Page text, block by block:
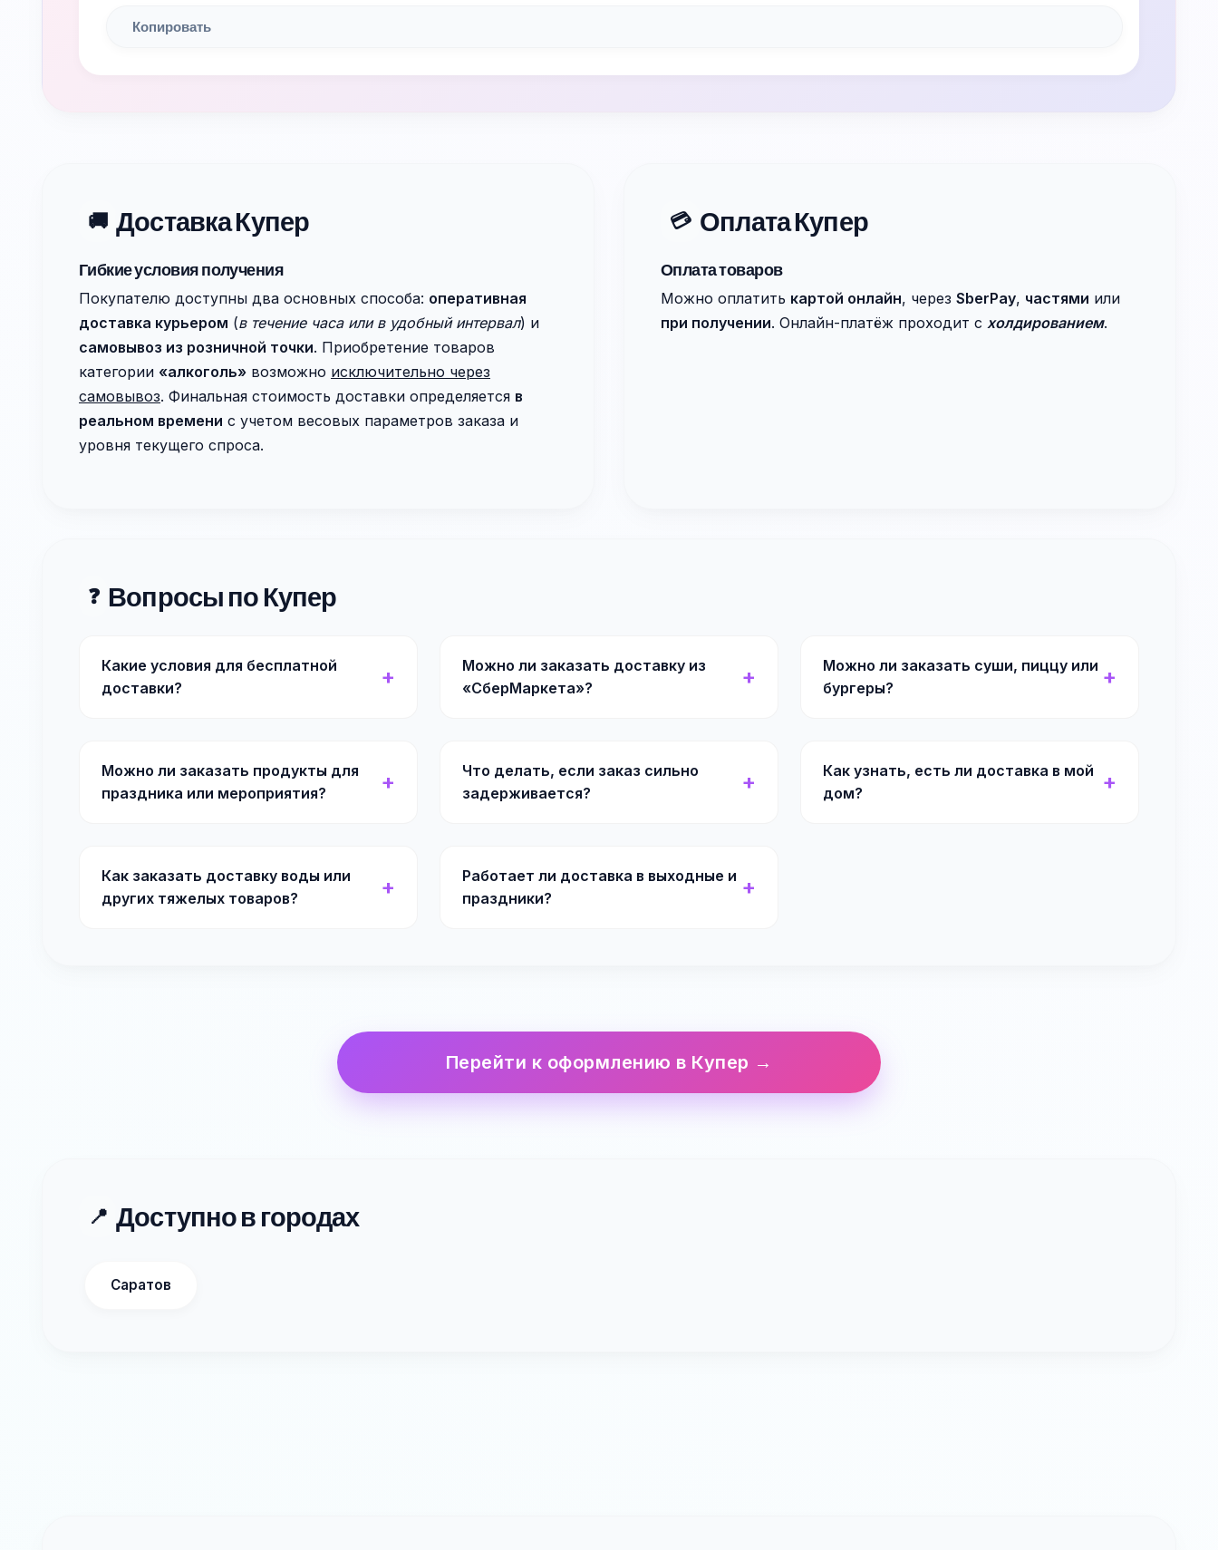
Копировать
🚚 Доставка Купер
Гибкие условия получения
Покупателю доступны два основных способа: оперативная
доставка курьером (в течение часа или в удобный интервал) и
самовывоз из розничной точки. Приобретение товаров
категории «алкоголь» возможно исключительно через
самовывоз. Финальная стоимость доставки определяется в
реальном времени с учетом весовых параметров заказа и
уровня текущего спроса.
💳 Оплата Купер
Оплата товаров
Можно оплатить картой онлайн, через SberPay, частями или
при получении. Онлайн-платёж проходит с холдированием.
❓ Вопросы по Купер
Какие условия для бесплатной
доставки?
Можно ли заказать доставку из
«СберМаркета»?
Можно ли заказать суши, пиццу или
бургеры?
Можно ли заказать продукты для
праздника или мероприятия?
Что делать, если заказ сильно
задерживается?
Как узнать, есть ли доставка в мой
дом?
Как заказать доставку воды или
других тяжелых товаров?
Работает ли доставка в выходные и
праздники?
Перейти к оформлению в Купер →
📍 Доступно в городах
Саратов